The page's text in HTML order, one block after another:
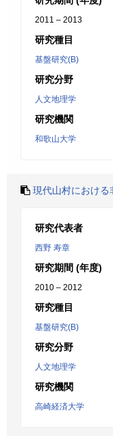
2011 – 2013
研究種目
基盤研究(B)
研究分野
人文地理学
研究機関
和歌山大学
現代山村における
研究代表者
西野 寿章
研究期間 (年度)
2010 – 2012
研究種目
基盤研究(B)
研究分野
人文地理学
研究機関
高崎経済大学